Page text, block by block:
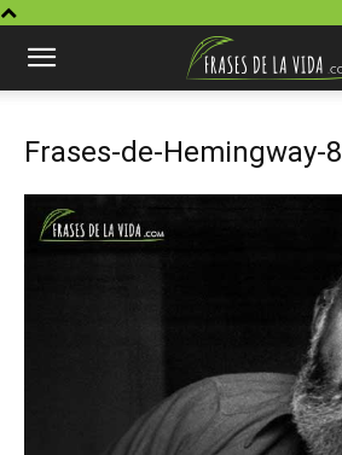
Frases-de-Hemingway-8